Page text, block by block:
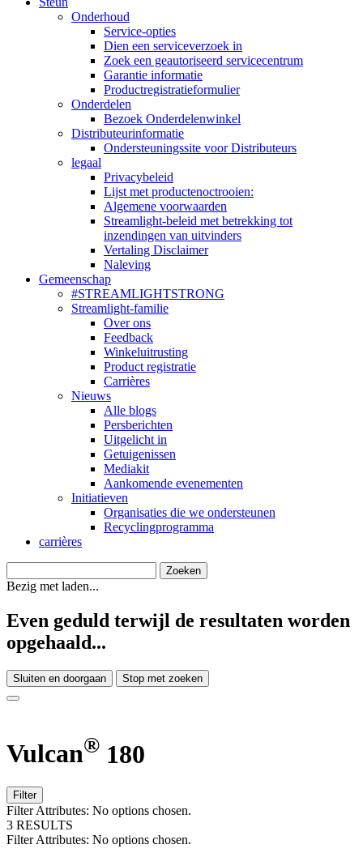
Onderhoud
Service-opties
Dien een serviceverzoek in
Zoek een geautoriseerd servicecentrum
Garantie informatie
Productregistratieformulier
Onderdelen
Bezoek Onderdelenwinkel
Distributeurinformatie
Ondersteuningssite voor Distributeurs
legaal
Privacybeleid
Lijst met productenoctrooien:
Algemene voorwaarden
Streamlight-beleid met betrekking tot
inzendingen van uitvinders
Vertaling Disclaimer
Naleving
Gemeenschap
#STREAMLIGHTSTRONG
Streamlight-familie
Over ons
Feedback
Winkeluitrusting
Product registratie
Carrières
Nieuws
Alle blogs
Persberichten
Uitgelicht in
Getuigenissen
Mediakit
Aankomende evenementen
Initiatieven
Organisaties die we ondersteunen
Recyclingprogramma
carrières
Bezig met laden...
Even geduld terwijl de resultaten worden
opgehaald...
Sluiten en doorgaan Stop met zoeken
Vulcan® 180
Filter
Filter Attributes: No options chosen.
3 RESULTS
Filter Attributes: No options chosen.